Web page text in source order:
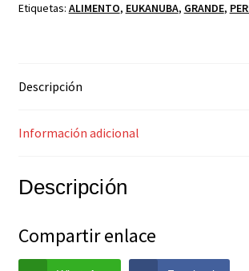
Etiquetas: ALIMENTO, EUKANUBA, GRANDE,
Descripción
Información adicional
Descripción
Compartir enlace